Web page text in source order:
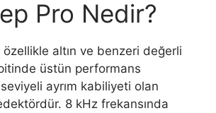
Pro Nedir?
özellikle altın ve benzeri değerli
üstün performans
ayrım kabiliyeti olan
8 kHz frekansında